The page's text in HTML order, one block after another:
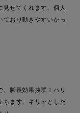
せてくれます。個人
ており動きやすいかっ
、脚長効果抜群！ハリ
ちます。キリッとした